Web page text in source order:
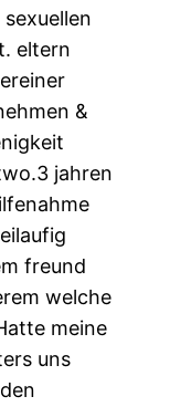
eltern
&
jahren
freund
welche
meine
uns